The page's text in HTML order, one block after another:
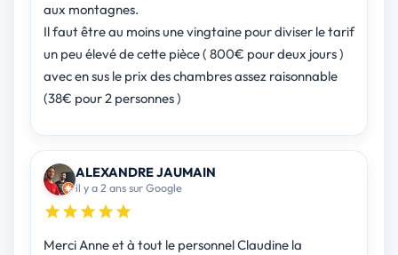
aux montagnes.
Il faut être au moins une vingtaine pour diviser le tarif
un peu élevé de cette pièce ( 800€ pour deux jours )
avec en sus le prix des chambres assez raisonnable
(38€ pour 2 personnes )
ALEXANDRE JAUMAIN
il y a 2 ans sur Google
Merci Anne et à tout le personnel Claudine la